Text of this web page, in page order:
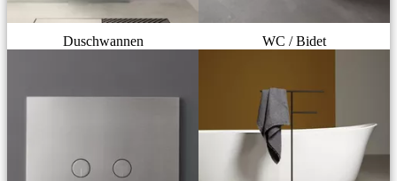
Duschwannen WC / Bidet